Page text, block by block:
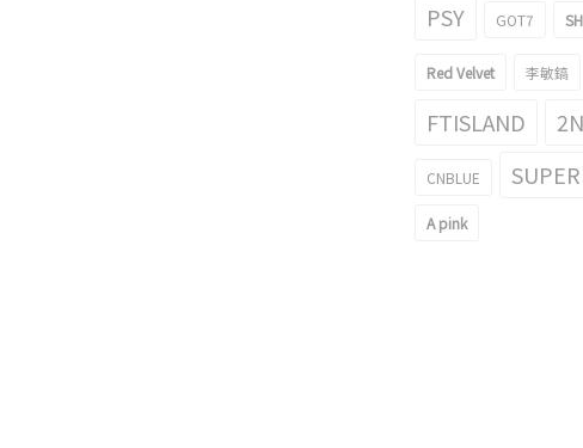
PSY
GOT7
Red Velvet 李敏鎬
FTISLAND
CNBLUE
A pink